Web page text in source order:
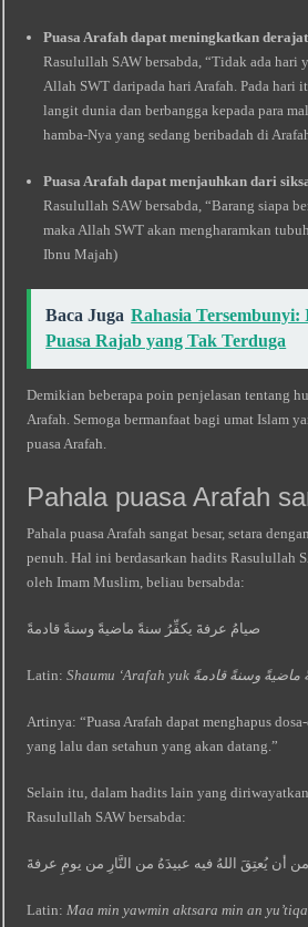
Puasa Arafah dapat meningkatkan
Rasulullah SAW bersabda, “Tidak ada hari
Allah SWT daripada hari Arafah. Pada hari
langit dunia dan berbangga kepada para
hamba-Nya yang sedang beribadah di
Puasa Arafah dapat menjauhkan dari
Rasulullah SAW bersabda, “Barang siapa
maka Allah SWT akan mengharamkan
Ibnu Majah)
Baca Juga Rahasia
Puasa Rajab yang Tak Terduga
Demikian beberapa poin penjelasan tentang
Arafah. Semoga bermanfaat bagi umat Islam
puasa Arafah.
Pahala puasa Arafah
Pahala puasa Arafah sangat besar, setara
penuh. Hal ini berdasarkan hadits Rasulullah
oleh Imam Muslim, beliau bersabda:
صيامُ عرفةَ يكفِّرُ سنةً ماضيةً وسنةً قادمةً
Latin:
Artinya: “Puasa Arafah dapat menghapus
yang lalu dan setahun yang akan datang.”
Selain itu, dalam hadits lain yang
Rasulullah SAW bersabda:
أن يُعتِقَ اللهُ فيه عبيدَهُ من النَّارِ من يومِ عرفةَ
Latin:Maa min yawmin aktsara min an